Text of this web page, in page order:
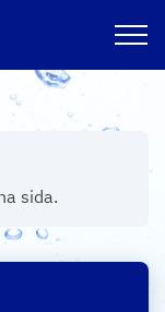
sida.